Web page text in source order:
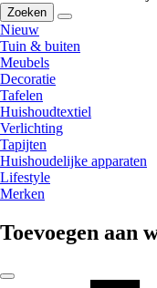
Zoeken
Nieuw
Tuin & buiten
Meubels
Decoratie
Tafelen
Huishoudtextiel
Verlichting
Tapijten
Huishoudelijke apparaten
Lifestyle
Merken
Toevoegen aan